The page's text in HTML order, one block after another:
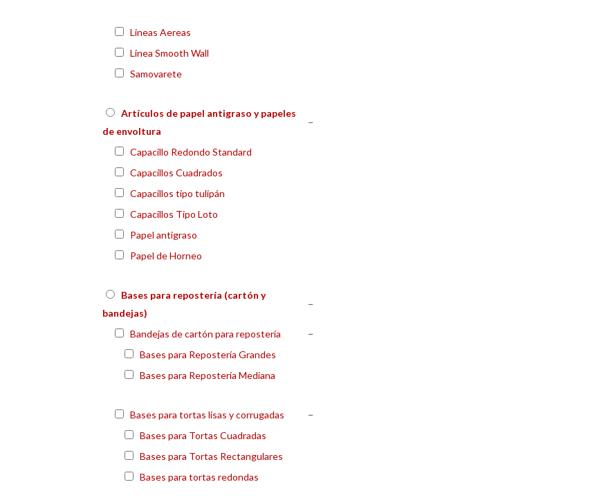
Lineas Aereas
Linea Smooth Wall
Samovarete
Artículos de papel antigraso y papeles
de envoltura
−
Capacillo Redondo Standard
Capacillos Cuadrados
Capacillos tipo tulipán
Capacillos Tipo Loto
Papel antigraso
Papel de Horneo
Bases para repostería (cartón y
bandejas)
−
Bandejas de cartón para repostería
−
Bases para Repostería Grandes
Bases para Repostería Mediana
Bases para tortas lisas y corrugadas
−
Bases para Tortas Cuadradas
Bases para Tortas Rectangulares
Bases para tortas redondas